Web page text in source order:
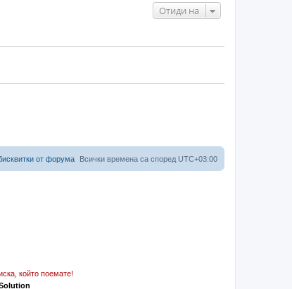
Отиди на
Всички времена са според UTC+03:00
от форума
който поемате!